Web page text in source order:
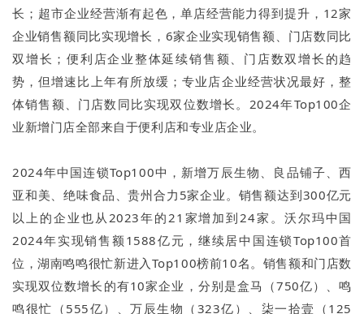
长；超市企业经营渐有起色，单店经营能力得到提升，12家
企业销售额同比实现增长，6家企业实现销售额、门店数同比
双增长；便利店企业整体延续销售额、门店数双增长的趋
势，但增速比上年有所放缓；专业店企业经营状况最好，整
体销售额、门店数同比实现双位数增长。2024年Top100企
业新增门店全部来自于便利店和专业店企业。
2024年中国连锁Top100中，新增万辰生物、良品铺子、西
亚和美、绝味食品、贵州合力5家企业。销售额达到300亿元
以上的企业也从2023年的21家增加到24家。沃尔玛中国
2024年实现销售额1588亿元，继续居中国连锁Top100首
位，湖南鸣鸣很忙新进入Top100榜前10名。销售额和门店数
实现双位数增长的有10家企业，分别是盒马（750亿）、鸣
鸣很忙（555亿）、万辰生物（323亿）、柒一拾壹（125